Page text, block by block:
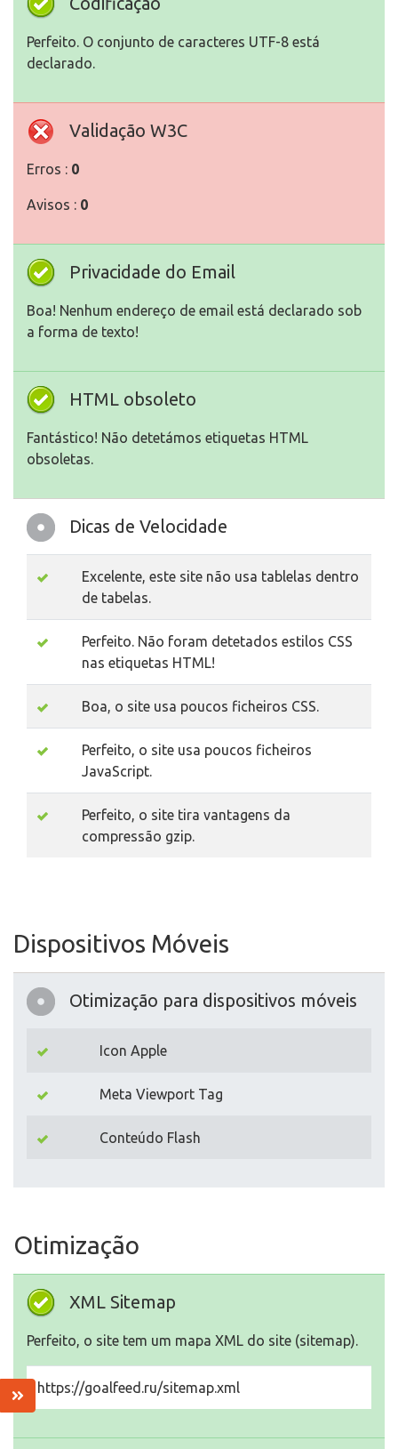
Perfeito. O conjunto de caracteres UTF-8 está
declarado.
Validação W3C
Erros : 0
Avisos : 0
Privacidade do Email
Boa! Nenhum endereço de email está declarado sob
a forma de texto!
HTML obsoleto
Fantástico! Não detetámos etiquetas HTML
obsoletas.
Dicas de Velocidade
Excelente, este site não usa tablelas dentro
de tabelas.
Perfeito. Não foram detetados estilos CSS
nas etiquetas HTML!
Boa, o site usa poucos ficheiros CSS.
Perfeito, o site usa poucos ficheiros
JavaScript.
Perfeito, o site tira vantagens da
compressão gzip.
Dispositivos Móveis
Otimização para dispositivos móveis
Icon Apple
Meta Viewport Tag
Conteúdo Flash
Otimização
XML Sitemap
Perfeito, o site tem um mapa XML do site (sitemap).
https://goalfeed.ru/sitemap.xml